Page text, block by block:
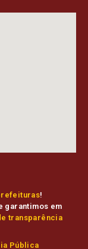
!
garantimos em
transparência
Pública